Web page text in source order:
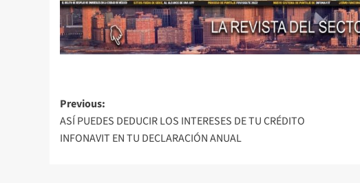
Post
navigation
Previous:
ASÍ PUEDES DEDUCIR LOS INTERESES DE TU CRÉDITO
INFONAVIT EN TU DECLARACIÓN ANUAL